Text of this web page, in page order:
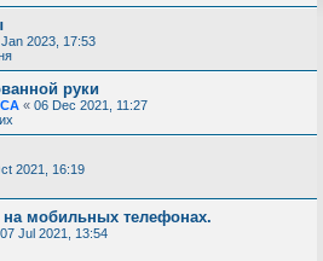
2023, 17:53
руки
« 06 Dec 2021, 11:27
2021, 16:19
на мобильных телефонах.
07 Jul 2021, 13:54